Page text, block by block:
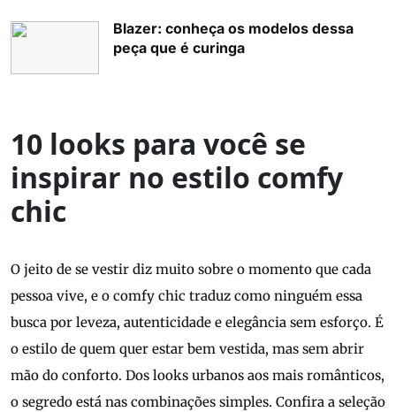
Blazer: conheça os modelos dessa
peça que é curinga
10 looks para você se
inspirar no estilo comfy
chic
O jeito de se vestir diz muito sobre o momento que cada
pessoa vive, e o comfy chic traduz como ninguém essa
busca por leveza, autenticidade e elegância sem esforço. É
o estilo de quem quer estar bem vestida, mas sem abrir
mão do conforto. Dos looks urbanos aos mais românticos,
o segredo está nas combinações simples. Confira a seleção